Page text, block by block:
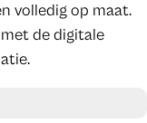
volledig op maat.
de digitale